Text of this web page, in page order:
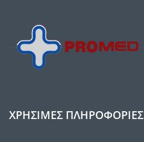
ΧΡΉΣΙΜΕΣ ΠΛΗΡΟΦΟΡΊΕΣ